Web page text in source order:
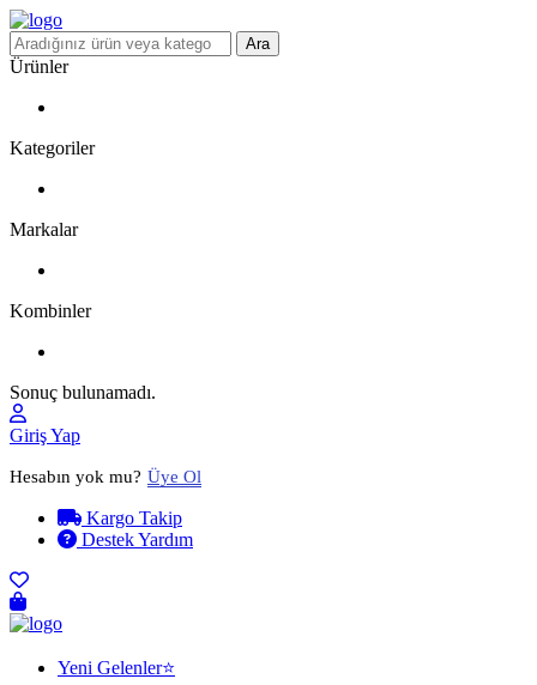
Ara
Ürünler
Kategoriler
Markalar
Kombinler
Sonuç bulunamadı.
Giriş Yap
Hesabın yok mu? Üye Ol
Kargo Takip
Destek Yardım
Yeni Gelenler⭐